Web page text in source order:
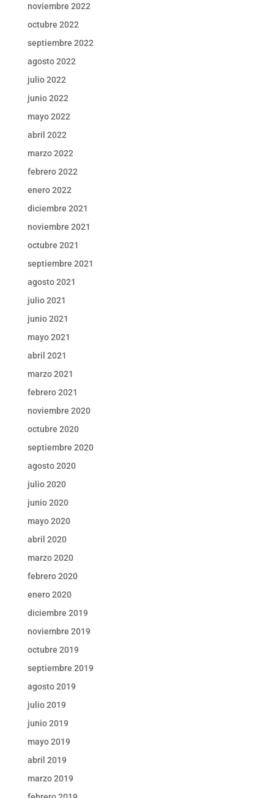
noviembre 2022
octubre 2022
septiembre 2022
agosto 2022
julio 2022
junio 2022
mayo 2022
abril 2022
marzo 2022
febrero 2022
enero 2022
diciembre 2021
noviembre 2021
octubre 2021
septiembre 2021
agosto 2021
julio 2021
junio 2021
mayo 2021
abril 2021
marzo 2021
febrero 2021
noviembre 2020
octubre 2020
septiembre 2020
agosto 2020
julio 2020
junio 2020
mayo 2020
abril 2020
marzo 2020
febrero 2020
enero 2020
diciembre 2019
noviembre 2019
octubre 2019
septiembre 2019
agosto 2019
julio 2019
junio 2019
mayo 2019
abril 2019
marzo 2019